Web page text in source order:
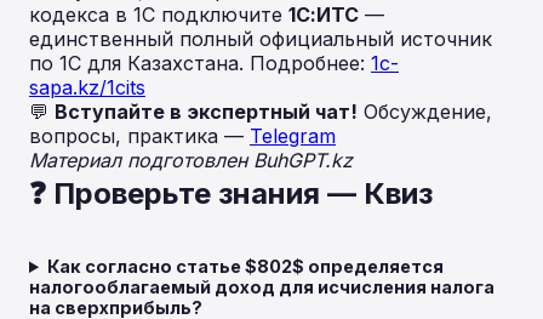
кодекса в 1С подключите 1С:ИТС —
единственный полный официальный источник
по 1С для Казахстана. Подробнее: 1c-
sapa.kz/1cits
💬 Вступайте в экспертный чат! Обсуждение,
вопросы, практика — Telegram
Материал подготовлен BuhGPT.kz
❓ Проверьте знания — Квиз
Как согласно статье $802$ определяется
налогооблагаемый доход для исчисления налога
на сверхприбыль?